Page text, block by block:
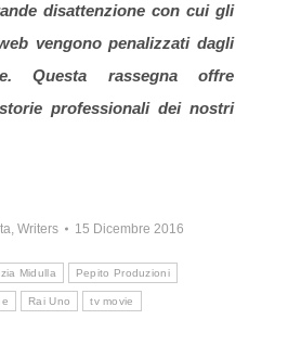
disattenzione con cui gli
vengono penalizzati dagli
Questa rassegna offre
professionali dei nostri
, Writers 15 Dicembre 2016
Midulla Pepito Produzioni
Rai Uno tv movie